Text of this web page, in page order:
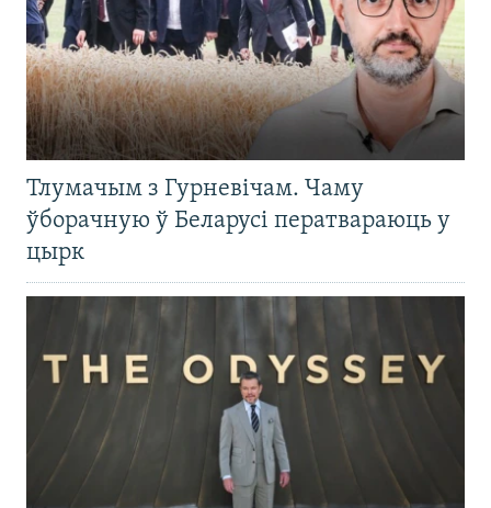
Тлумачым з Гурневічам. Чаму
ўборачную ў Беларусі ператвараюць у
цырк